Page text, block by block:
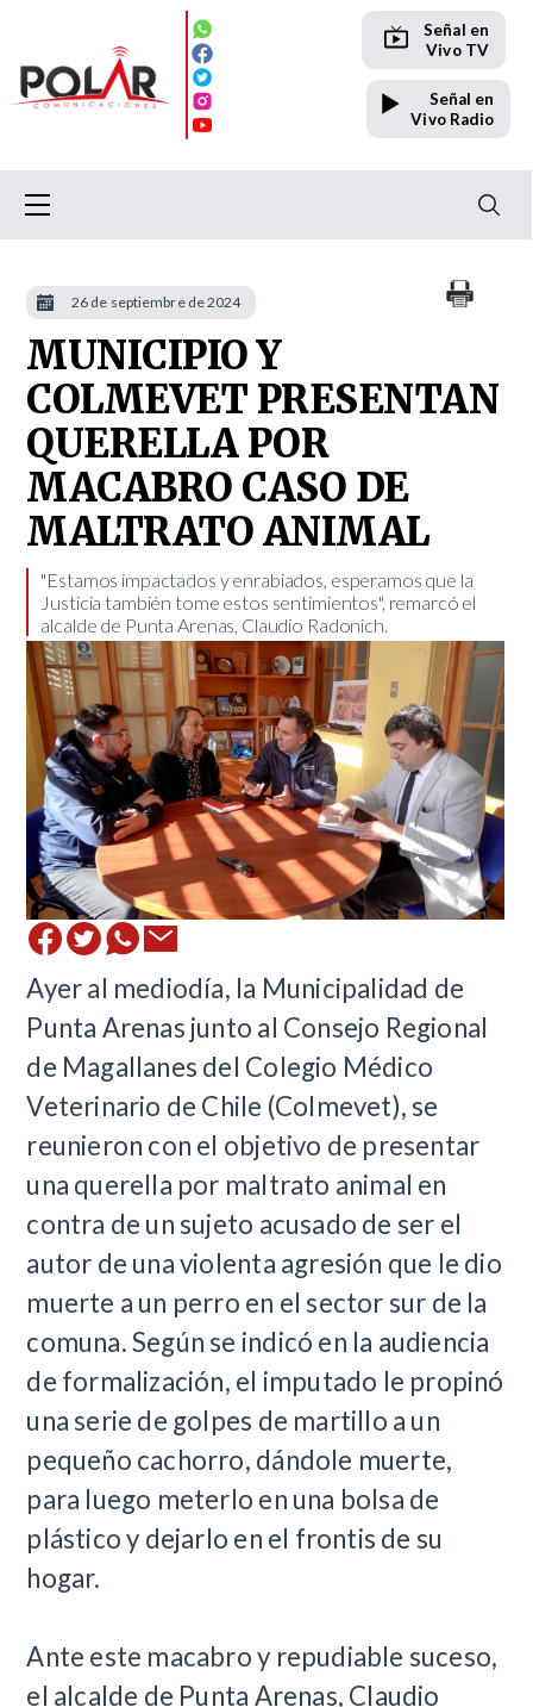
Señal en
Vivo TV
Señal en
Vivo Radio
MUNICIPIO Y
COLMEVET PRESENTAN
QUERELLA POR
MACABRO CASO DE
MALTRATO ANIMAL
​"Estamos impactados y enrabiados, esperamos que la
Justicia también tome estos sentimientos", remarcó el
alcalde de Punta Arenas, Claudio Radonich.
Ayer al mediodía, la Municipalidad de
Punta Arenas junto al Consejo Regional
de Magallanes del Colegio Médico
Veterinario de Chile (Colmevet), se
reunieron con el objetivo de presentar
una querella por maltrato animal en
contra de un sujeto acusado de ser el
autor de una violenta agresión que le dio
muerte a un perro en el sector sur de la
comuna. Según se indicó en la audiencia
de formalización, el imputado le propinó
una serie de golpes de martillo a un
pequeño cachorro, dándole muerte,
para luego meterlo en una bolsa de
plástico y dejarlo en el frontis de su
hogar.
Ante este macabro y repudiable suceso,
el alcalde de Punta Arenas, Claudio
26 de septiembre de 2024